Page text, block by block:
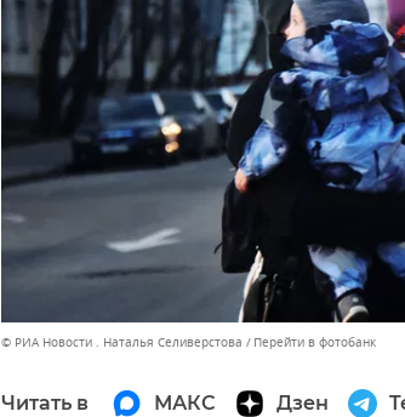
© РИА Новости . Наталья Селиверстова Перейти в фотобанк
Читать в МАКС Дзен